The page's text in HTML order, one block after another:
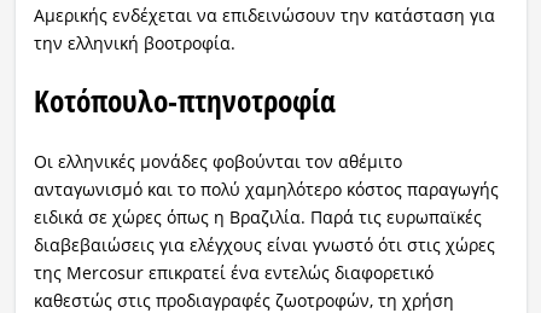
Αμερικής ενδέχεται να επιδεινώσουν την κατάσταση για
την ελληνική βοοτροφία.
Κοτόπουλο-πτηνοτροφία
Οι ελληνικές μονάδες φοβούνται τον αθέμιτο
ανταγωνισμό και το πολύ χαμηλότερο κόστος παραγωγής
ειδικά σε χώρες όπως η Βραζιλία. Παρά τις ευρωπαϊκές
διαβεβαιώσεις για ελέγχους είναι γνωστό ότι στις χώρες
της Mercosur επικρατεί ένα εντελώς διαφορετικό
καθεστώς στις προδιαγραφές ζωοτροφών, τη χρήση